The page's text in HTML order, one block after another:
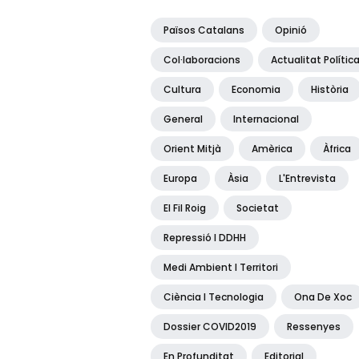
Països Catalans Opinió
Col·laboracions Actualitat Política
Cultura Economia Història
General Internacional
Orient Mitjà Amèrica Àfrica
Europa Àsia L'Entrevista
El Fil Roig Societat
Repressió I DDHH
Medi Ambient I Territori
Ciència I Tecnologia Ona De Xoc
Dossier COVID2019 Ressenyes
En Profunditat Editorial